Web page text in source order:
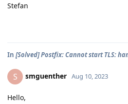
Stefan
In [Solved] Postfix: Cannot start TLS:
S smguenther Aug 10, 2023
Hello,